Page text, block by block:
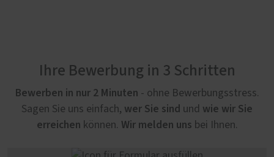
Ihre Bewerbung in 3 Schritten
Bewerben in nur 2 Minuten - ohne Bewerbungsstress.
Sagen Sie uns einfach, wer Sie sind und wie wir Sie
erreichen können. Wir melden uns bei Ihnen.